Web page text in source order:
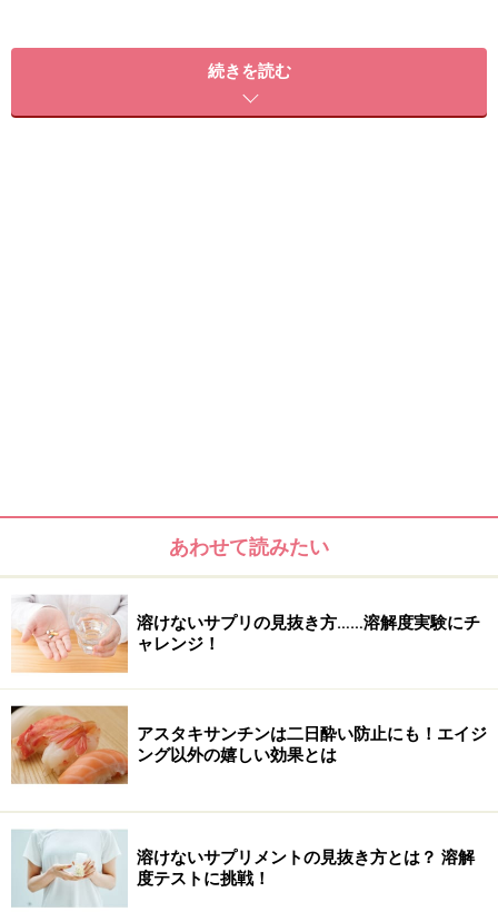
て…」と迷ってしまうこともありますよね。
『消費期限切れサプリメントは使えるか？』の結論から
＜目次＞
賞味期限と消費期限の違いは？
サプリメントの賞味期限切れ……各社共通の姿勢
Q2 サプリメント開封後どのくらい品質が保証される？
Q3 賞味期限切れのサプリメントを飲んでトラブルが発生
続きを読む
あわせて読みたい
溶けないサプリの見抜き方……溶解度実験にチ
ャレンジ！
アスタキサンチンは二日酔い防止にも！エイジ
ング以外の嬉しい効果とは
溶けないサプリメントの見抜き方とは？ 溶解
度テストに挑戦！